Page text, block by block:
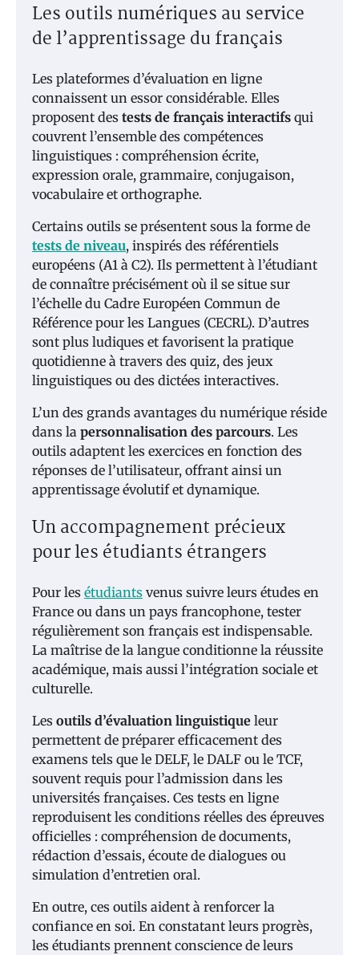
Les outils numériques au service
de l’apprentissage du français
Les plateformes d’évaluation en ligne
connaissent un essor considérable. Elles
proposent des tests de français interactifs qui
couvrent l’ensemble des compétences
linguistiques : compréhension écrite,
expression orale, grammaire, conjugaison,
vocabulaire et orthographe.
Certains outils se présentent sous la forme de
tests de niveau, inspirés des référentiels
européens (A1 à C2). Ils permettent à l’étudiant
de connaître précisément où il se situe sur
l’échelle du Cadre Européen Commun de
Référence pour les Langues (CECRL). D’autres
sont plus ludiques et favorisent la pratique
quotidienne à travers des quiz, des jeux
linguistiques ou des dictées interactives.
L’un des grands avantages du numérique réside
dans la personnalisation des parcours. Les
outils adaptent les exercices en fonction des
réponses de l’utilisateur, offrant ainsi un
apprentissage évolutif et dynamique.
Un accompagnement précieux
pour les étudiants étrangers
Pour les étudiants venus suivre leurs études en
France ou dans un pays francophone, tester
régulièrement son français est indispensable.
La maîtrise de la langue conditionne la réussite
académique, mais aussi l’intégration sociale et
culturelle.
Les outils d’évaluation linguistique leur
permettent de préparer efficacement des
examens tels que le DELF, le DALF ou le TCF,
souvent requis pour l’admission dans les
universités françaises. Ces tests en ligne
reproduisent les conditions réelles des épreuves
officielles : compréhension de documents,
rédaction d’essais, écoute de dialogues ou
simulation d’entretien oral.
En outre, ces outils aident à renforcer la
confiance en soi. En constatant leurs progrès,
les étudiants prennent conscience de leurs